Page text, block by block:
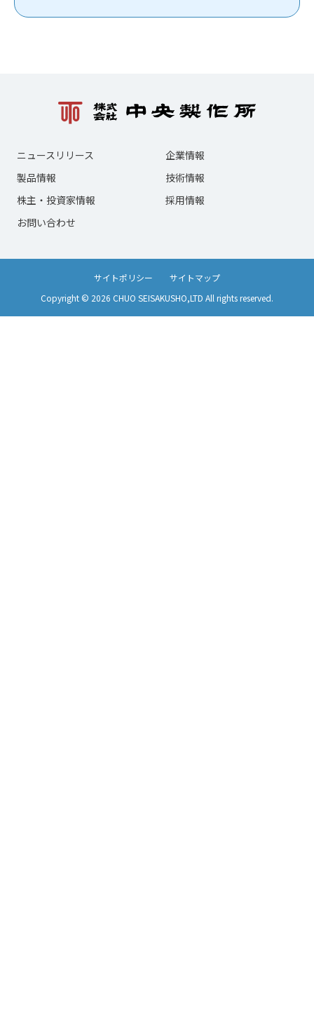
ニュースリリース
企業情報
製品情報
技術情報
株主・投資家情報
採用情報
お問い合わせ
サイトポリシー
サイトマップ
Copyright © 2026 CHUO SEISAKUSHO,LTD All rights reserved.